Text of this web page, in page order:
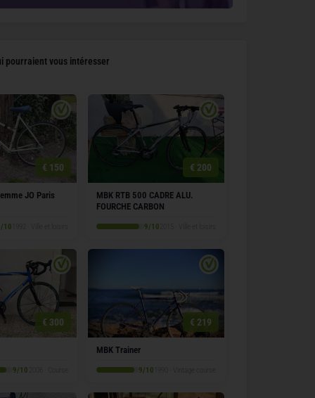
pourraient vous intéresser
€ 150
JO Paris
10
€ 200
MBK RTB 500 CADRE ALU.
FOURCHE CARBON
9/10
€ 300
9/10
€ 219
MBK Trainer
9/10